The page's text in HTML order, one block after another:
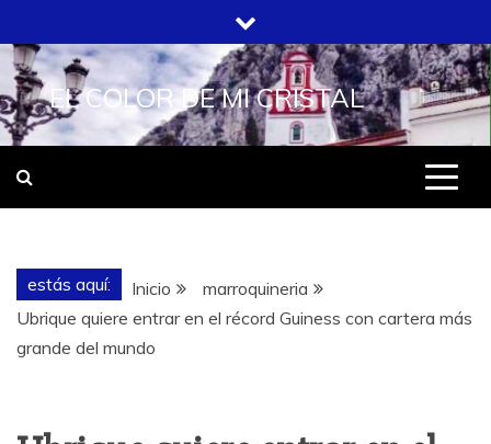
al
contenido
EL COLOR DE MI CRISTAL
estás aquí: Inicio
marroquineria
Ubrique quiere entrar en el récord Guiness con cartera más
grande del mundo